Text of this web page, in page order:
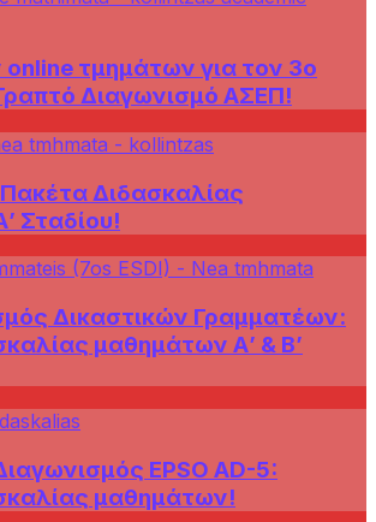
τμημάτων για τον 3ο
Διαγωνισμό ΑΣΕΠ!
Διδασκαλίας
Σταδίου!
Δικαστικών Γραμματέων:
μαθημάτων Α’ & Β’
EPSO AD-5:
μαθημάτων!